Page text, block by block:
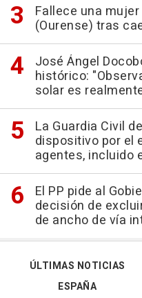
Fallece una
(Ourense) tras
José Ángel
histórico:
solar es
La Guardia Civil
dispositivo por el
agentes, incluido
El PP pide al
decisión de
de ancho de vía
ÚLTIMAS NOTICIAS
ESPAÑA